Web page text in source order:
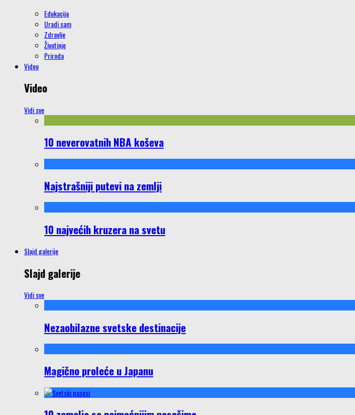
Edukacija
Uradi sam
Zdravlje
Životinje
Priroda
Video
Video
Vidi sve
10 neverovatnih NBA koševa
Najstrašniji putevi na zemlji
10 najvećih kruzera na svetu
Slajd galerije
Slajd galerije
Vidi sve
Nezaobilazne svetske destinacije
Magično proleće u Japanu